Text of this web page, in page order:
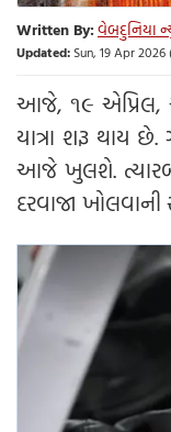
Written By:વેબદુનિયા
Updated:Sun, 19 Apr 2026
આજે, ૧૯ એપ્રિલ,
યાત્રા શરૂ થાય છે.
આજે ખુલશે.
દરવાજા